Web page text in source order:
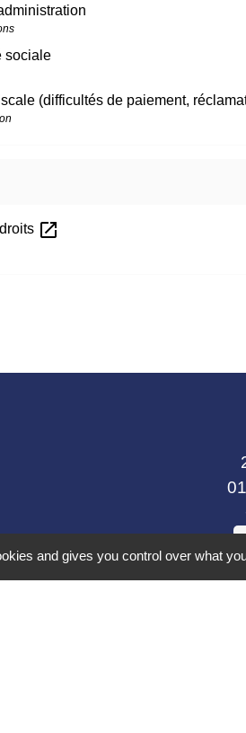
sociale
(difficultés de paiement,
open_in_new
and gives you control over what